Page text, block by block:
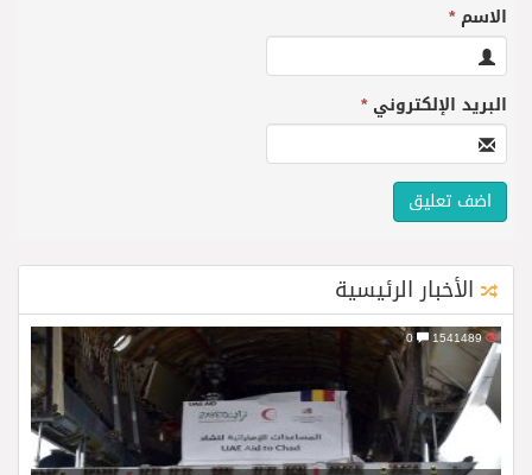
الاسم*
البريد الإلكتروني*
الأخبار الرئيسية
1541489